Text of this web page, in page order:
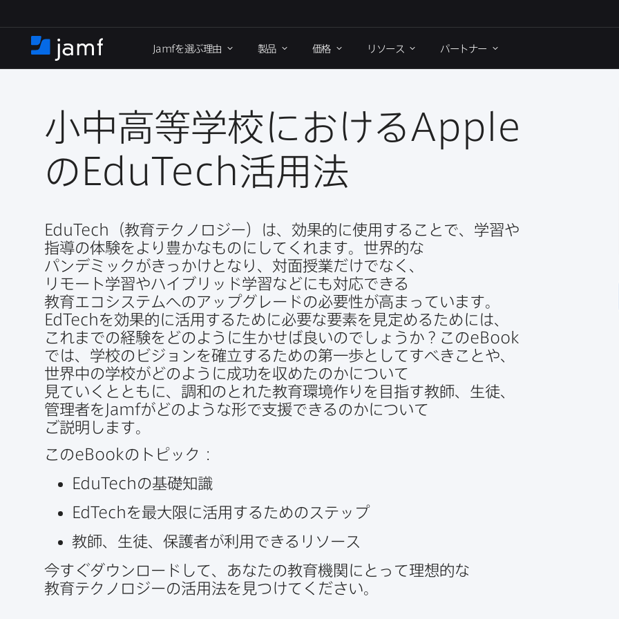
イ
ン
に
動
ホ
ー
Jamfを​選ぶ理由 製品 価格 リソース パートナー
小中高等学校に​おけるApple
の EduTech活用法
EduTech （教育テクノロジー）は、​効果的に​使用する​ことで、​学習や​
指導の​体験を​より​豊かな​ものに​してくれます。​世界的な​
パンデミックが​きっかけと​なり、​対面授業だけでなく、​
リモート学習や​ハイブリッド学習などにも​対応できる​
教育エコシステムへの​アップグレードの​必要性が​高まっています。
EdTechを​効果的に​活用する​ために​必要な​要素を​見定める​ためには、​
これまでの​経験を​どのように​生かせば​良いのでしょうか？​このeBook
では、​学校の​ビジョンを​確立する​ための​第一歩と​して​すべき​ことや、​
世界中の​学校が​どのように​成功を​収めたのかに​ついて​
見ていくとともに、​調和のとれた​教育環境作りを​目指す教師、​生徒、​
管理者を Jamfが​どのような​形で​支援できるのかに​ついて​
ご説明します。
このeBookの​トピック：
EduTechの​基礎知識
EdTechを​最大限に​活用する​ための​ステップ
教師、​生徒、​保護者が​利用できる​リソース
今すぐ​ダウンロードして、​あなたの​教育機関に​とって​理想的な​
教育テクノロジーの​活用法を​見つけてください。